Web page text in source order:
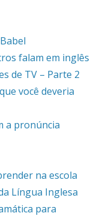
falam em inglês
de TV – Parte 2
você deveria
a pronúncia
na escola
Língua Inglesa
para